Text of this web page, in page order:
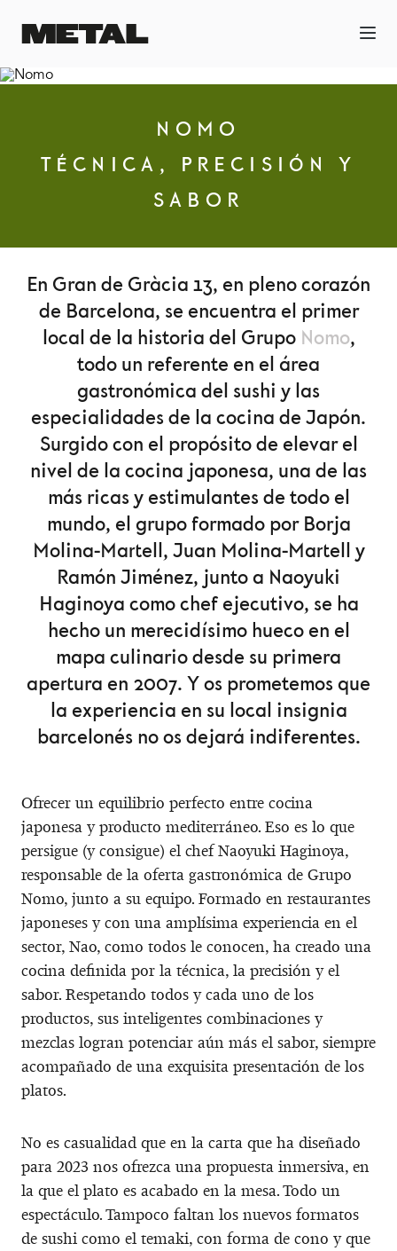
NOMO
TÉCNICA, PRECISIÓN Y
SABOR
En Gran de Gràcia 13, en pleno corazón
de Barcelona, se encuentra el primer
local de la historia del Grupo Nomo,
todo un referente en el área
gastronómica del sushi y las
especialidades de la cocina de Japón.
Surgido con el propósito de elevar el
nivel de la cocina japonesa, una de las
más ricas y estimulantes de todo el
mundo, el grupo formado por Borja
Molina-Martell, Juan Molina-Martell y
Ramón Jiménez, junto a Naoyuki
Haginoya como chef ejecutivo, se ha
hecho un merecidísimo hueco en el
mapa culinario desde su primera
apertura en 2007. Y os prometemos que
la experiencia en su local insignia
barcelonés no os dejará indiferentes.
Ofrecer un equilibrio perfecto entre cocina
japonesa y producto mediterráneo. Eso es lo que
persigue (y consigue) el chef Naoyuki Haginoya,
responsable de la oferta gastronómica de Grupo
Nomo, junto a su equipo. Formado en restaurantes
japoneses y con una amplísima experiencia en el
sector, Nao, como todos le conocen, ha creado una
cocina definida por la técnica, la precisión y el
sabor. Respetando todos y cada uno de los
productos, sus inteligentes combinaciones y
mezclas logran potenciar aún más el sabor, siempre
acompañado de una exquisita presentación de los
platos.
No es casualidad que en la carta que ha diseñado
para 2023 nos ofrezca una propuesta inmersiva, en
la que el plato es acabado en la mesa. Todo un
espectáculo. Tampoco faltan los nuevos formatos
de sushi como el temaki, con forma de cono y que